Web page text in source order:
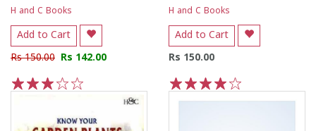
H and C Books
Add to Cart
Rs 150.00 Rs 142.00
H and C Books
Add to Cart
Rs 150.00